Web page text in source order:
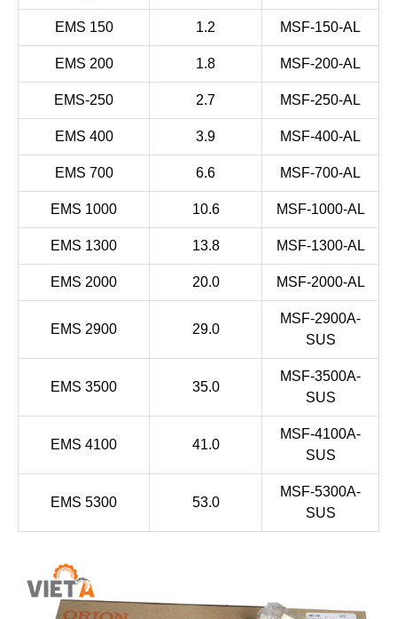
EMS 150 1.2 MSF-150-AL
EMS 200 1.8 MSF-200-AL
EMS-250 2.7 MSF-250-AL
EMS 400 3.9 MSF-400-AL
EMS 700 6.6 MSF-700-AL
EMS 1000 10.6 MSF-1000-AL
EMS 1300 13.8 MSF-1300-AL
EMS 2000 20.0 MSF-2000-AL
EMS 2900 29.0
MSF-2900A-
SUS
EMS 3500 35.0
MSF-3500A-
SUS
EMS 4100 41.0
MSF-4100A-
SUS
EMS 5300 53.0
MSF-5300A-
SUS